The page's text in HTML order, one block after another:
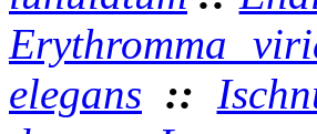
Erythromma
elegans ::